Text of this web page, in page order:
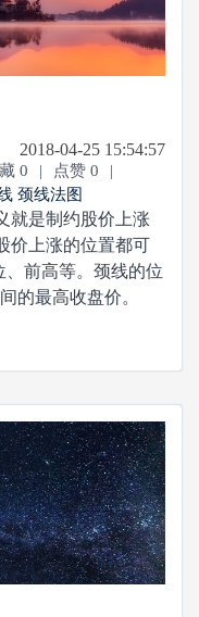
2018-04-25 15:54:57
0 | 点赞 0
|
颈线法图
是制约股价上涨
价上涨的位置都可
、前高等。颈线的位
的最高收盘价。